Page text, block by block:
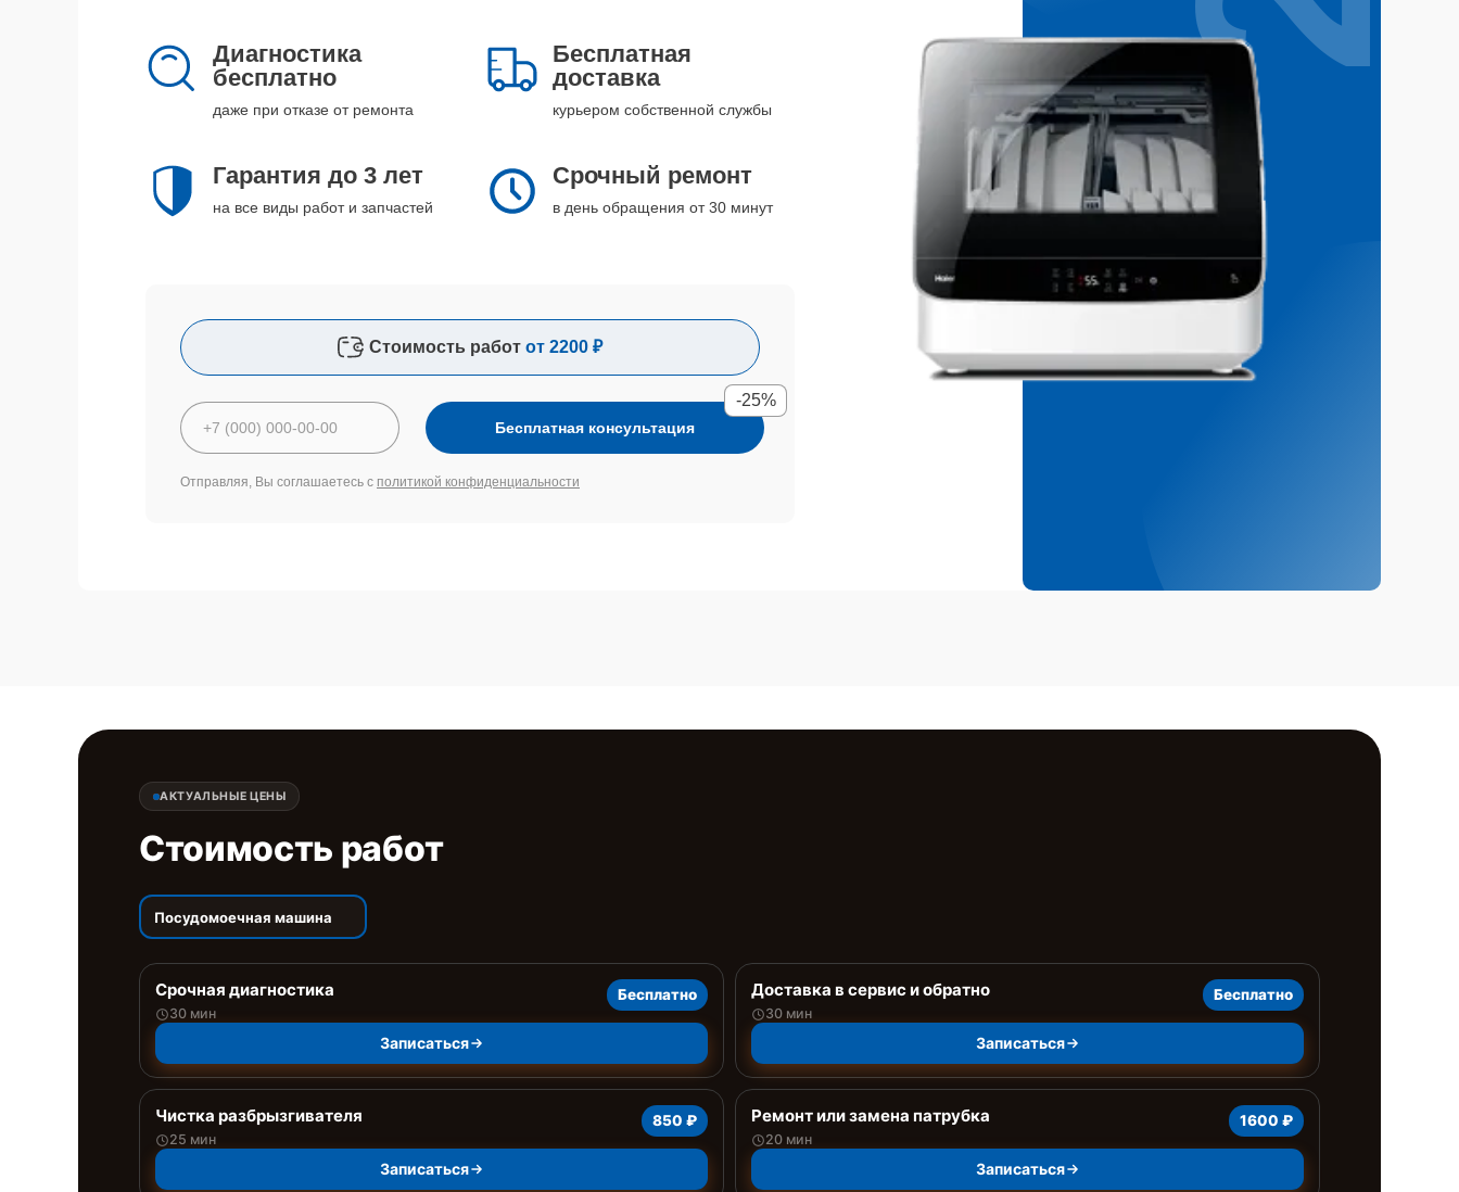
Диагностика
бесплатно
даже при отказе от ремонта
Бесплатная
доставка
курьером собственной службы
Гарантия до 3 лет
на все виды работ и запчастей
Срочный ремонт
в день обращения от 30 минут
Стоимость работ от 2200 ₽
Бесплатная консультация
-25%
Отправляя, Вы соглашаетесь с политикой конфиденциальности
АКТУАЛЬНЫЕ ЦЕНЫ
Стоимость работ
Посудомоечная машина
Срочная диагностика
30 мин
Бесплатно
Записаться
Доставка в сервис и обратно
30 мин
Бесплатно
Записаться
Чистка разбрызгивателя
25 мин
850 ₽
Записаться
Ремонт или замена патрубка
20 мин
1600 ₽
Записаться